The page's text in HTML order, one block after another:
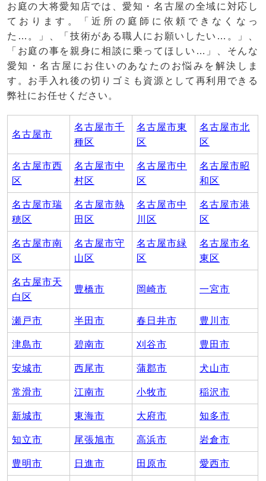
お庭の大将愛知店では、愛知・名古屋の全域に対応し
ております。「近所の庭師に依頼できなくなっ
た…。」、「技術がある職人にお願いしたい…。」、
「お庭の事を親身に相談に乗ってほしい…」、そんな
愛知・名古屋にお住いのあなたのお悩みを解決しま
す。お手入れ後の切りゴミも資源として再利用できる
弊社にお任せください。
名古屋市
名古屋市千
種区
名古屋市東
区
名古屋市北
区
名古屋市西
区
名古屋市中
村区
名古屋市中
区
名古屋市昭
和区
名古屋市瑞
穂区
名古屋市熱
田区
名古屋市中
川区
名古屋市港
区
名古屋市南
区
名古屋市守
山区
名古屋市緑
区
名古屋市名
東区
名古屋市天
白区
豊橋市 岡崎市 一宮市
瀬戸市 半田市 春日井市 豊川市
津島市 碧南市 刈谷市 豊田市
安城市 西尾市 蒲郡市 犬山市
常滑市 江南市 小牧市 稲沢市
新城市 東海市 大府市 知多市
知立市 尾張旭市 高浜市 岩倉市
豊明市 日進市 田原市 愛西市